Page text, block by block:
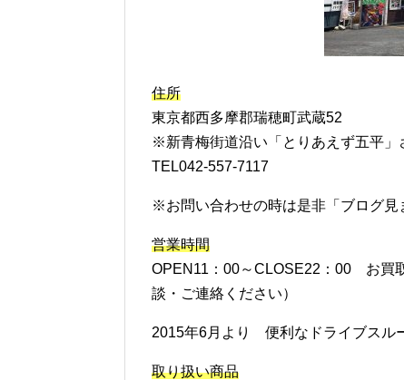
住所
東京都西多摩郡瑞穂町武蔵52
※新青梅街道沿い「とりあえず五平」
TEL042-557-7117
※お問い合わせの時は是非「ブログ
営業時間
OPEN11：00～CLOSE22：00 お買
談・ご連絡ください）
2015年6月より 便利なドライブスル
取り扱い商品